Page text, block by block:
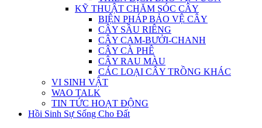
KỸ THUẬT CHĂM SÓC CÂY
BIỆN PHÁP BẢO VỆ CÂY
CÂY SẦU RIÊNG
CÂY CAM-BƯỞI-CHANH
CÂY CÀ PHÊ
CÂY RAU MÀU
CÁC LOẠI CÂY TRỒNG KHÁC
VI SINH VẬT
WAO TALK
TIN TỨC HOẠT ĐỘNG
Hồi Sinh Sự Sống Cho Đất